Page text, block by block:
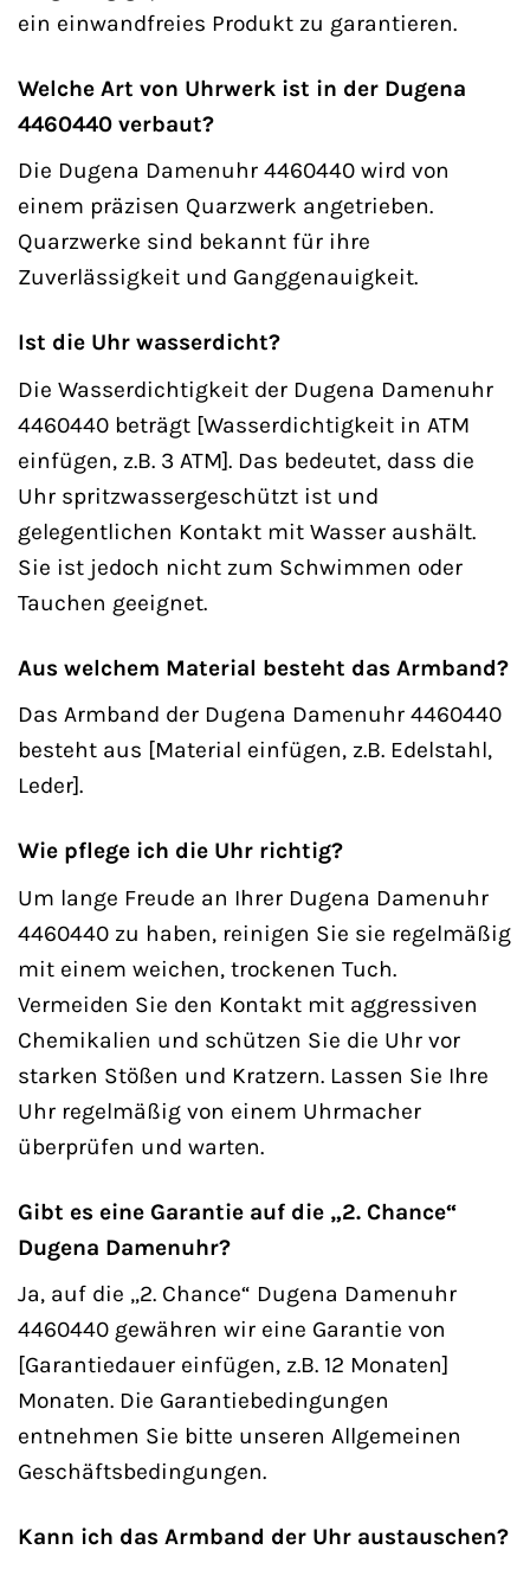
ein einwandfreies Produkt zu garantieren.
Welche Art von Uhrwerk ist in der Dugena
4460440 verbaut?
Die Dugena Damenuhr 4460440 wird von
einem präzisen Quarzwerk angetrieben.
Quarzwerke sind bekannt für ihre
Zuverlässigkeit und Ganggenauigkeit.
Ist die Uhr wasserdicht?
Die Wasserdichtigkeit der Dugena Damenuhr
4460440 beträgt [Wasserdichtigkeit in ATM
einfügen, z.B. 3 ATM]. Das bedeutet, dass die
Uhr spritzwassergeschützt ist und
gelegentlichen Kontakt mit Wasser aushält.
Sie ist jedoch nicht zum Schwimmen oder
Tauchen geeignet.
Aus welchem Material besteht das Armband?
Das Armband der Dugena Damenuhr 4460440
besteht aus [Material einfügen, z.B. Edelstahl,
Leder].
Wie pflege ich die Uhr richtig?
Um lange Freude an Ihrer Dugena Damenuhr
4460440 zu haben, reinigen Sie sie regelmäßig
mit einem weichen, trockenen Tuch.
Vermeiden Sie den Kontakt mit aggressiven
Chemikalien und schützen Sie die Uhr vor
starken Stößen und Kratzern. Lassen Sie Ihre
Uhr regelmäßig von einem Uhrmacher
überprüfen und warten.
Gibt es eine Garantie auf die „2. Chance“
Dugena Damenuhr?
Ja, auf die „2. Chance“ Dugena Damenuhr
4460440 gewähren wir eine Garantie von
[Garantiedauer einfügen, z.B. 12 Monaten]
Monaten. Die Garantiebedingungen
entnehmen Sie bitte unseren Allgemeinen
Geschäftsbedingungen.
Kann ich das Armband der Uhr austauschen?